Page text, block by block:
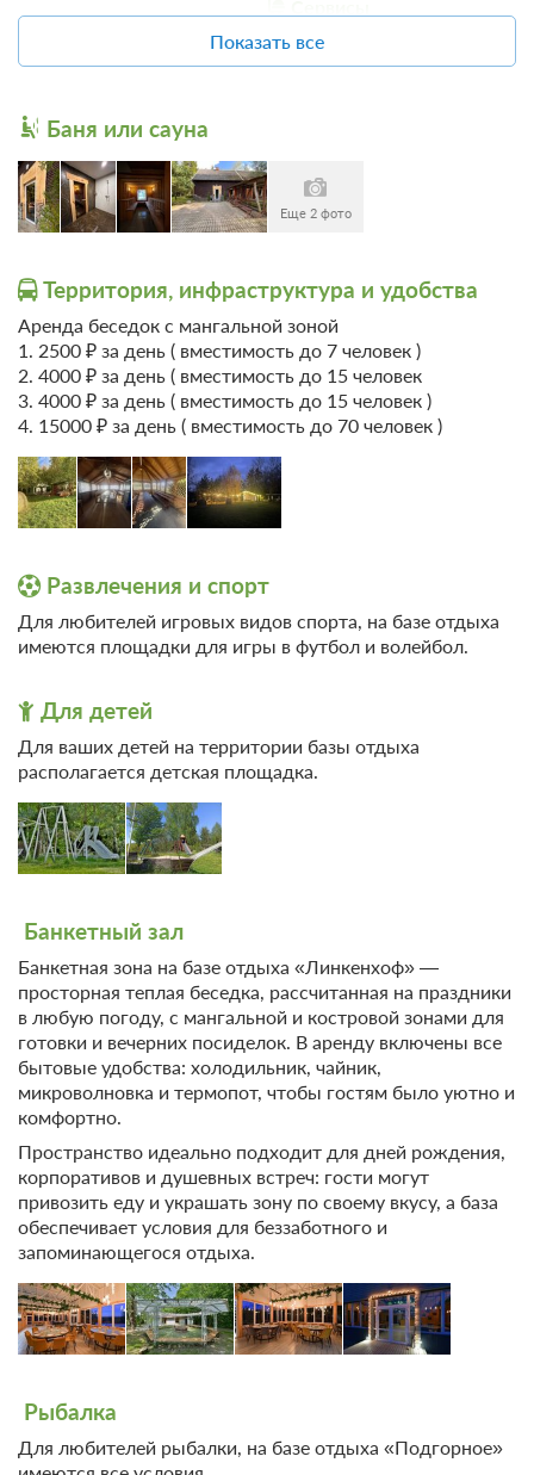
12 фото
Двухместный номер категории
«Комфорт»
Подробнее
Одна двуспальная кровать
Ванная комната в номере
Бронирование по запросу
В стоимость входит:
Без питания
При отмене оплата не возвращается
Требуется внесение предоплаты в течение 2 часов
после подтверждения бронирования. Сумма предоплаты
составляет 840 руб.
4 000
2 гостя
Бронирование по запросу
В стоимость входит:
При отмене оплата не возвращается
после подтверждения бронирования. Сумма предоплаты
составляет 840 руб.
4 000
Бронирование по запросу
В стоимость входит:
Без питания
При отмене оплата не возвращается
Требуется внесение предоплаты в течение 2 часов
после подтверждения бронирования. Сумма предоплаты
составляет 840 руб.
4 000 Забронировать
Детская площадка
Сад
Трансфер (за
Показать все
Баня или сауна
Еще 2 фото
Территория, инфраструктура и удобства
Аренда беседок с мангальной зоной
1. 2500 ₽ за день ( вместимость до 7 человек )
2. 4000 ₽ за день ( вместимость до 15 человек
3. 4000 ₽ за день ( вместимость до 15 человек )
4. 15000 ₽ за день ( вместимость до 70 человек )
Развлечения и спорт
Для любителей игровых видов спорта, на базе отдыха
имеются площадки для игры в футбол и волейбол.
Для детей
Для ваших детей на территории базы отдыха
располагается детская площадка.
Банкетный зал
Банкетная зона на базе отдыха «Линкенхоф» —
просторная теплая беседка, рассчитанная на праздники
в любую погоду, с мангальной и костровой зонами для
готовки и вечерних посиделок. В аренду включены все
бытовые удобства: холодильник, чайник,
микроволновка и термопот, чтобы гостям было уютно и
комфортно.
Пространство идеально подходит для дней рождения,
корпоративов и душевных встреч: гости могут
привозить еду и украшать зону по своему вкусу, а база
обеспечивает условия для беззаботного и
запоминающегося отдыха.
Рыбалка
Для любителей рыбалки, на базе отдыха «Подгорное»